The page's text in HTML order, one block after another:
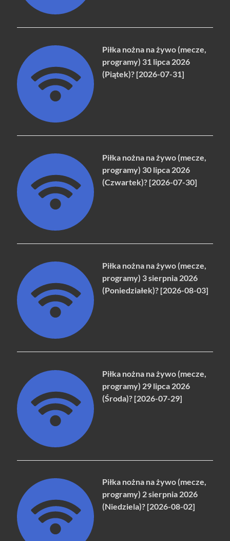
Piłka nożna na żywo (mecze,
programy) 31 lipca 2026
(Piątek)? [2026-07-31]
Piłka nożna na żywo (mecze,
programy) 30 lipca 2026
(Czwartek)? [2026-07-30]
Piłka nożna na żywo (mecze,
programy) 3 sierpnia 2026
(Poniedziałek)? [2026-08-03]
Piłka nożna na żywo (mecze,
programy) 29 lipca 2026
(Środa)? [2026-07-29]
Piłka nożna na żywo (mecze,
programy) 2 sierpnia 2026
(Niedziela)? [2026-08-02]